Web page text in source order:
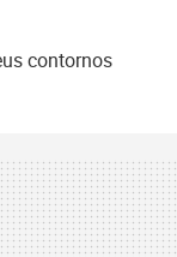
contornos